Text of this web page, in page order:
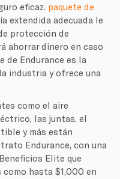
eficaz. paquete de
extendida adecuada le
protección de
ahorrar dinero en caso
de Endurance es la
industria y ofrece una
como el aire
las juntas, el
y más están
Endurance, con una
Elite que
hasta $1,000 en